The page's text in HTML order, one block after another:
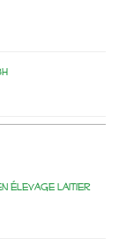
élevage laitier